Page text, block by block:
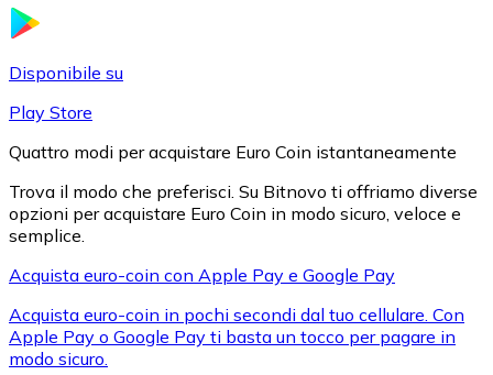
XRP
XRP
Disponibile su
Play Store
Quattro modi per acquistare Euro Coin istantaneamente
Trova il modo che preferisci. Su Bitnovo ti offriamo diverse
opzioni per acquistare Euro Coin in modo sicuro, veloce e
semplice.
Acquista euro-coin con Apple Pay e Google Pay
Acquista euro-coin in pochi secondi dal tuo cellulare. Con
Apple Pay o Google Pay ti basta un tocco per pagare in
modo sicuro.